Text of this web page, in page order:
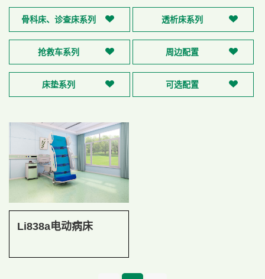
骨科床、诊查床系列 透析床系列
抢救车系列 周边配置
床垫系列 可选配置
Li838a电动病床